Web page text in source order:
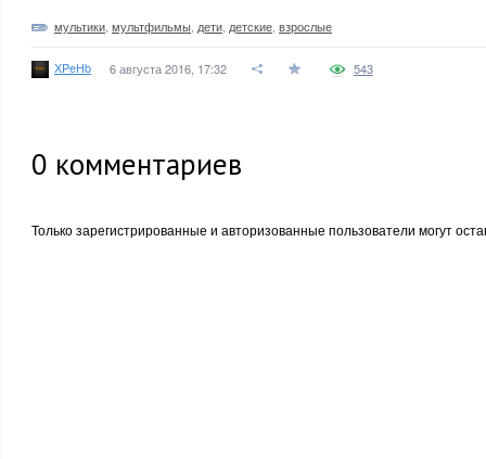
мультики мультфильмы дети детские взрослые
XPeHb 6 августа 2016, 17:32 543
0 комментариев
Только зарегистрированные и авторизованные пользователи могут